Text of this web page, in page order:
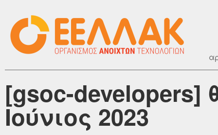
[gsoc-developers]
Ιούνιος 2023